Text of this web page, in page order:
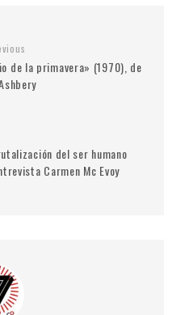
de la primavera» (1970), de
del ser humano
Carmen Mc Evoy